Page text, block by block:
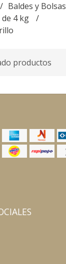
Baldes y Bolsas
4 kg
productos